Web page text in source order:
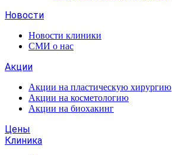
Новости
Новости клиники
СМИ о нас
Акции
Акции на пластическую хирургию
Акции на косметологию
Акции на биохакинг
Цены
Клиника